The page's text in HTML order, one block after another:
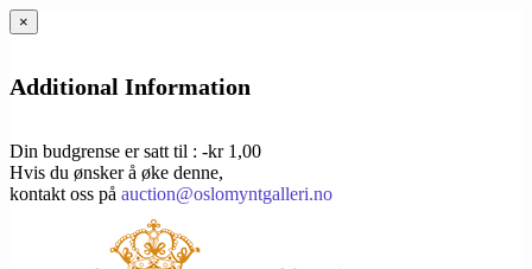
×
Additional Information
Din budgrense er satt til : -kr 1,00
Hvis du ønsker å øke denne,
kontakt oss på auction@oslomyntgalleri.no